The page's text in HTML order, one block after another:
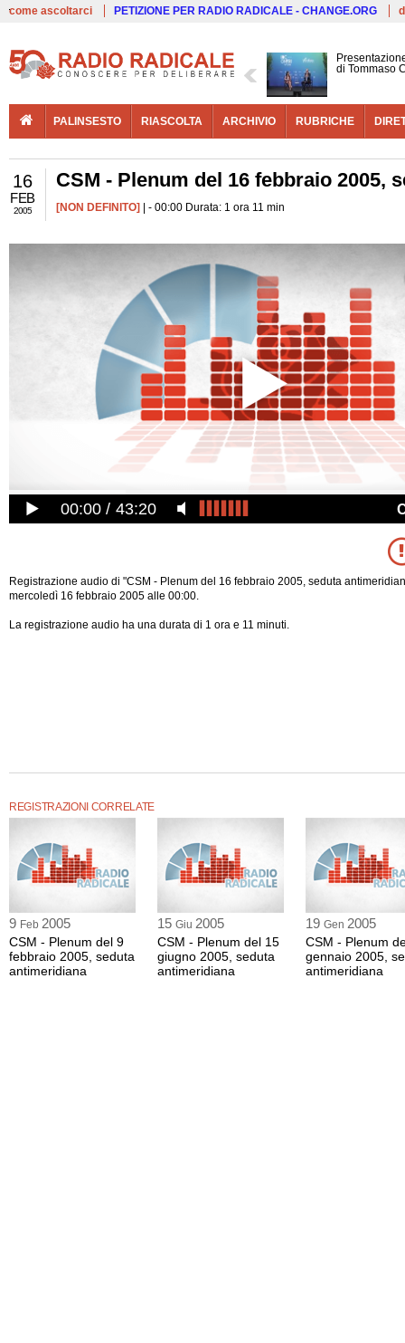
come ascoltarci PETIZIONE PER RADIO RADICALE - CHANGE.ORG
di Tommaso
PALINSESTO RIASCOLTA ARCHIVIO RUBRICHE
16
FEB
2005
CSM - Plenum del 16 febbraio 2005,
[NON DEFINITO] | - 00:00 Durata: 1 ora 11 min
00:00 43:20
Registrazione audio di "CSM - Plenum del 16 febbraio 2005, seduta
mercoledì 16 febbraio 2005 alle 00:00.
La registrazione audio ha una durata di 1 ora e 11 minuti.
REGISTRAZIONI CORRELATE
9 Feb 2005
CSM - Plenum del 9
febbraio 2005, seduta
antimeridiana
15 Giu 2005
CSM - Plenum del 15
giugno 2005, seduta
antimeridiana
19 Gen 2005
CSM - Plenum
gennaio 2005,
antimeridiana